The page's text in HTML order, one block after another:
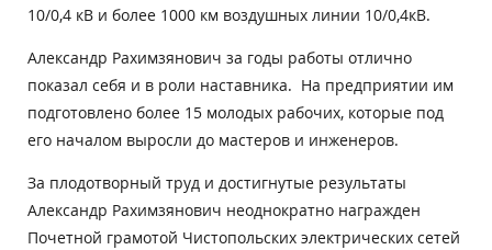
10/0,4 кВ и более 1000 км воздушных линии 10/0,4кВ.
Александр Рахимзянович за годы работы отлично
показал себя и в роли наставника. На предприятии им
подготовлено более 15 молодых рабочих, которые под
его началом выросли до мастеров и инженеров.
За плодотворный труд и достигнутые результаты
Александр Рахимзянович неоднократно награжден
Почетной грамотой Чистопольских электрических сетей